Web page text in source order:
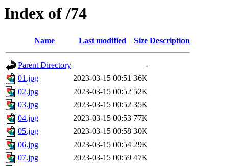
Index of /74
Name Last modified Size Description
Parent Directory
-
01.jpg
2023-03-15 00:51 36K
02.jpg
2023-03-15 00:52 52K
03.jpg
2023-03-15 00:52 35K
04.jpg
2023-03-15 00:53 77K
05.jpg
2023-03-15 00:58 30K
06.jpg
2023-03-15 00:54 29K
07.jpg
2023-03-15 00:59 47K